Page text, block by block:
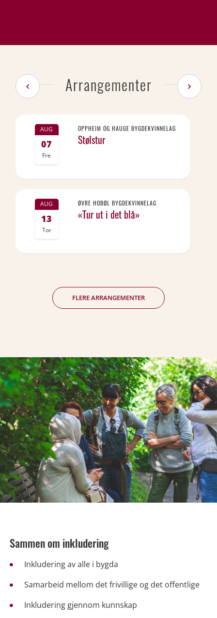
Arrangementer
AUG
07
Fre
OPPHEIM OG HAUGE BYGDEKVINNELAG
Stølstur
AUG
13
Tor
ØVRE HOBØL BYGDEKVINNELAG
«Tur ut i det blå»
FLERE ARRANGEMENTER
Sammen om inkludering
Inkludering av alle i bygda
Samarbeid mellom det frivillige og det offentlige
Inkludering gjennom kunnskap